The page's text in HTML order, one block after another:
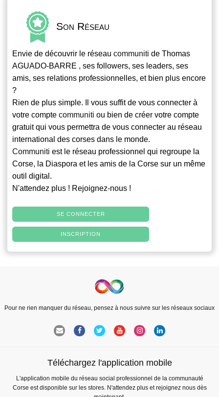
Son Réseau
Envie de découvrir le réseau communiti de Thomas
AGUADO-BARRE , ses followers, ses leaders, ses
amis, ses relations professionnelles, et bien plus encore
?
Rien de plus simple. Il vous suffit de vous connecter à
votre compte communiti ou bien de créer votre compte
gratuit qui vous permettra de vous connecter au réseau
international des corses dans le monde.
Communiti est le réseau professionnel qui regroupe la
Corse, la Diaspora et les amis de la Corse sur un même
outil digital.
N'attendez plus ! Rejoignez-nous !
SE CONNECTER
INSCRIPTION
Pour ne rien manquer du réseau, pensez à nous suivre sur les réseaux sociaux
Téléchargez l'application mobile
L'application mobile du réseau social professionnel de la communauté
Corse est disponible sur les stores. N'attendez plus et rejoignez nous dès